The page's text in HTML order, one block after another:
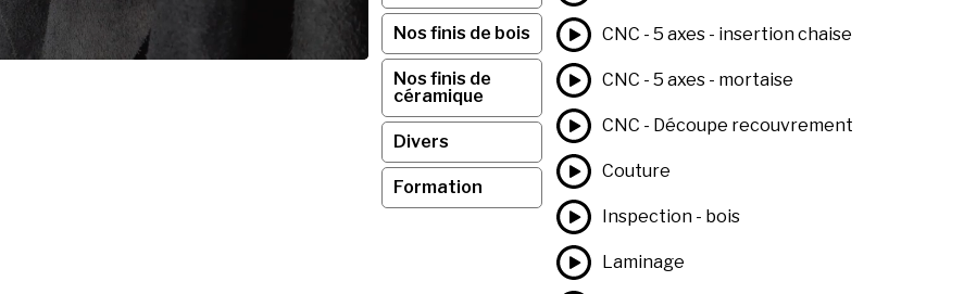
Nos finis de bois
Nos finis de
céramique
Divers
Formation
CNC - 5 axes - insertion chaise
CNC - 5 axes - mortaise
CNC - Découpe recouvrement
Couture
Inspection - bois
Laminage